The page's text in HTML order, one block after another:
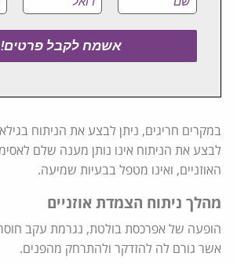
במקרים חריגים, ניתן לבצע את הניתוח
לבצע את הניתוח אינו נותן מענה שלם
האוזניים, ואינו מטפל בבעיות שמיעה.
מהלך ניתוח הצמדת אוזניים
הופעה של אפרכסת בולטת, נגרמת עקב
אשר גורם לה להזדקר ולהתרחק מהפנים.